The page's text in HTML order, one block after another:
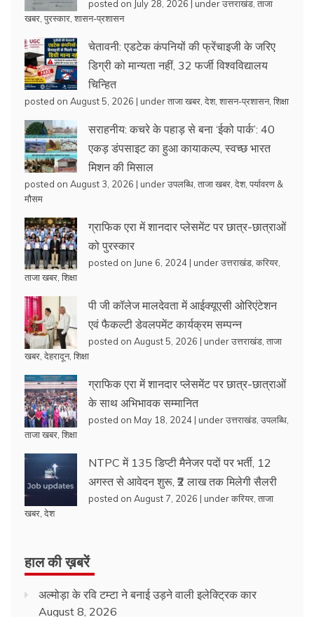
posted on July 28, 2026 underउत्तराखंड ताजा
खबर पुरस्कार शासन-प्रशासन
चेतावनी: एडटेक कंपनियों की फ्रेंचाइजी के जरिए
डिग्री को मान्यता नहीं, 32 फर्जी विश्वविद्यालय
चिन्हित
posted on August 5, 2026 | underताजा खबर देश, शासन-प्रशासन, शिक्षा
सराहनीय: कचरे के पहाड़ से बना ‘ईको पार्क’: 40
एकड़ डंपसाइट का हुआ कायाकल्प, स्वच्छ भारत
मिशन की मिसाल
posted on August 3, 2026 | underउपलब्धि ताजा खबर देश, पर्यावरण &
मौसम
ग्राफिक एरा में शानदार प्लेसमेंट पर छात्र-छात्राओं
को पुरस्कार
posted on June 6, 2024 | underउत्तराखंड करियर
ताजा खबर शिक्षा
पी जी कॉलेज मालदेवता में आईक्यूएसी ओरिएंटेशन
एवं फैकल्टी डेवलपमेंट कार्यक्रम सम्पन्न
posted on August 5, 2026 | underउत्तराखंड ताजा
खबर देहरादून, शिक्षा
ग्राफिक एरा में शानदार प्लेसमेंट पर छात्र-छात्राओं
के साथ अभिभावक सम्मानित
posted on May 18, 2024 | underउत्तराखंड उपलब्धि
ताजा खबर शिक्षा
NTPC में 135 डिप्टी मैनेजर पदों पर भर्ती, 12
अगस्त से आवेदन शुरू, ₹2 लाख तक मिलेगी सैलरी
posted on August 7, 2026 | underकरियर ताजा
खबर देश
हाल की ख़बरें
अल्मोड़ा के रवि टम्टा ने बनाई उड़ने वाली इलेक्ट्रिक कार
August 8, 2026